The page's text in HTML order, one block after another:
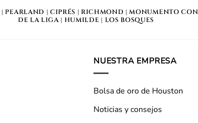
| PEARLAND | CIPRÉS | RICHMOND |MONUMENTO
DE LA LIGA | HUMILDE | LOS BOSQUES
NUESTRA EMPRESA
Bolsa de oro de Houston
Noticias y consejos